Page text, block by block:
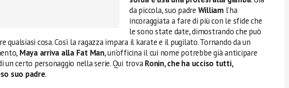
da piccola, suo padre William l’ha
incoraggiata a fare di più con le sfide che
le sono state date, dimostrando che può
qualsiasi cosa. Così la ragazza impara il karate e il pugilato. Tornando da un
Maya arriva alla Fat Man, un’officina il cui nome potrebbe già anticipare
un certo personaggio nella serie. Qui trovaRonin, che ha ucciso tutti,
suo padre.